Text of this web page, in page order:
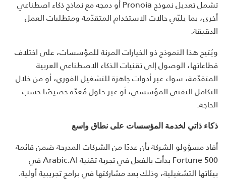
تشمل تعديل نموذج Pronoia أو دمجه مع نماذج ذكاء اصطناعي
أخرى، بما يلبّي حالات الاستخدام المتقدّمة ومتطلبات العمل
الدقيقة.
ويُتيح هذا النموذج ذو الخيارات المرنة للمؤسسات، على اختلاف
قطاعاتها، الوصول إلى تقنيات الذكاء الاصطناعي العربية
المتقدّمة، سواء عبر أدوات جاهزة للتشغيل الفوري، أو من خلال
التكامل التقني المؤسسي، أو عبر حلول مُعدّة خصيصًا حسب
الحاجة.
ذكاء ذاتي لخدمة المؤسسات على نطاق واسع
أفاد مسؤولو الشركة بأن عددًا من الشركات المدرجة ضمن قائمة
Fortune 500 بدأت بالفعل في تجربة تقنية Arabic.AI في
بيئاتها التشغيلية، وذلك بعد مشاركتها في برامج تجريبية أولية.